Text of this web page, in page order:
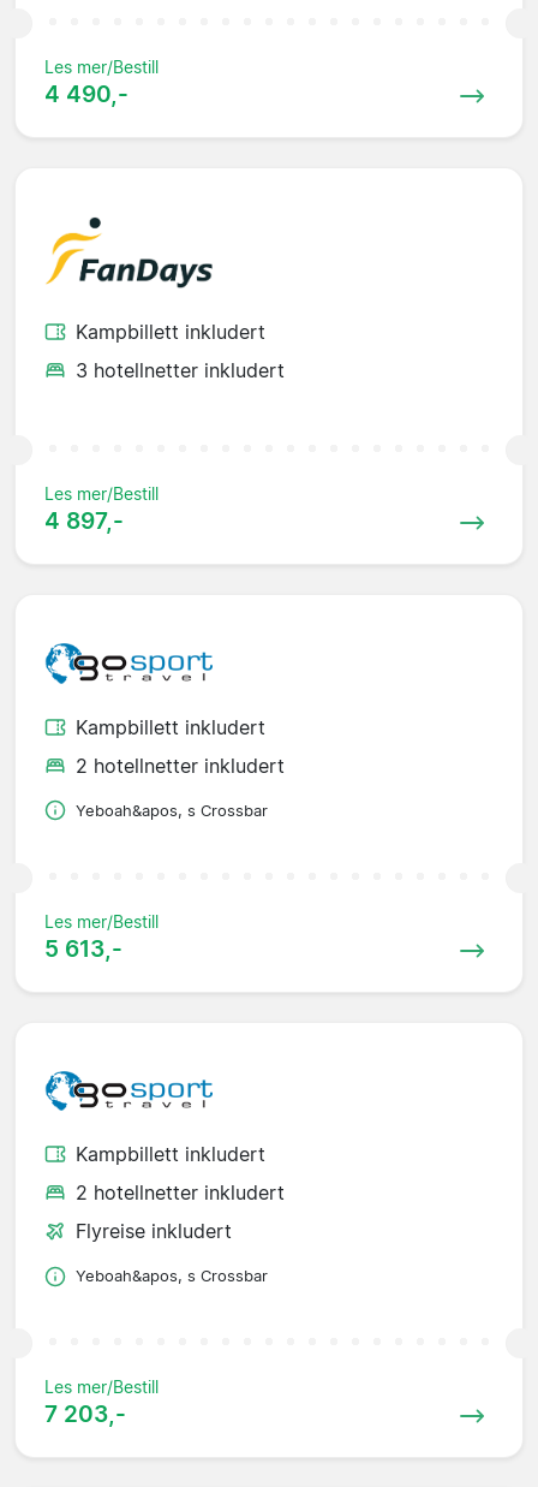
Les mer/Bestill
4 490,-
Kampbillett inkludert
3 hotellnetter inkludert
Les mer/Bestill
4 897,-
Kampbillett inkludert
2 hotellnetter inkludert
Yeboah&apos, s Crossbar
Les mer/Bestill
5 613,-
Kampbillett inkludert
2 hotellnetter inkludert
Flyreise inkludert
Yeboah&apos, s Crossbar
Les mer/Bestill
7 203,-